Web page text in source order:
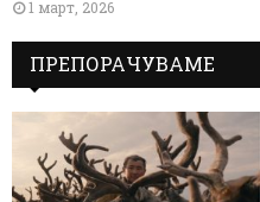
1 март, 2026
ПРЕПОРАЧУВАМЕ